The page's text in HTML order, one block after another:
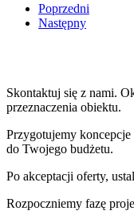
Poprzedni
Następny
Skontaktuj się z nami.
przeznaczenia obiektu.
Przygotujemy
do Twojego budżetu.
Po akceptacji oferty,
Rozpoczniemy fazę